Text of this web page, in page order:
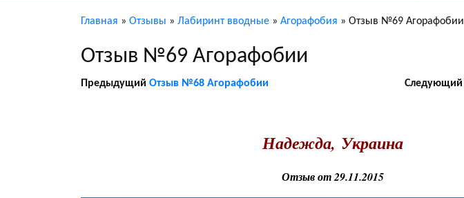
Главная » Отзывы » Лабиринт вводные » Агорафобия » Отзыв №69 Агорафобии
Отзыв №69 Агорафобии
Предыдущий Отзыв №68 Агорафобии Следующий
Надежда, Украина
Отзыв от 29.11.2015